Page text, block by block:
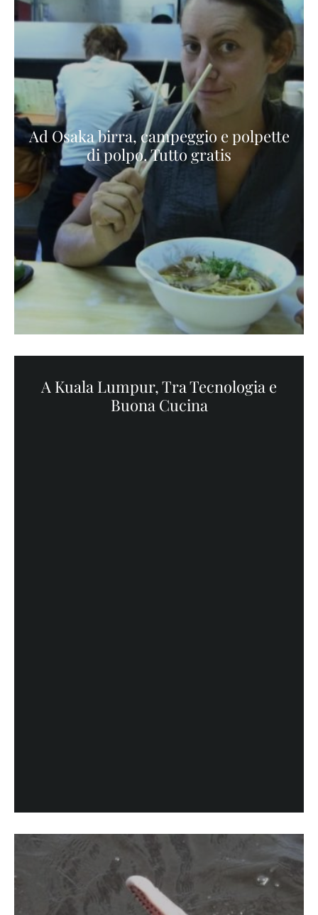
Ad Osaka birra, campeggio e polpette
di polpo. Tutto gratis
A Kuala Lumpur, Tra Tecnologia e
Buona Cucina